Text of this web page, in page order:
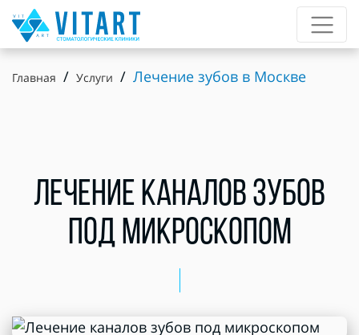
Главная Услуги Лечение зубов в Москве
ЛЕЧЕНИЕ КАНАЛОВ ЗУБОВ
ПОД МИКРОСКОПОМ